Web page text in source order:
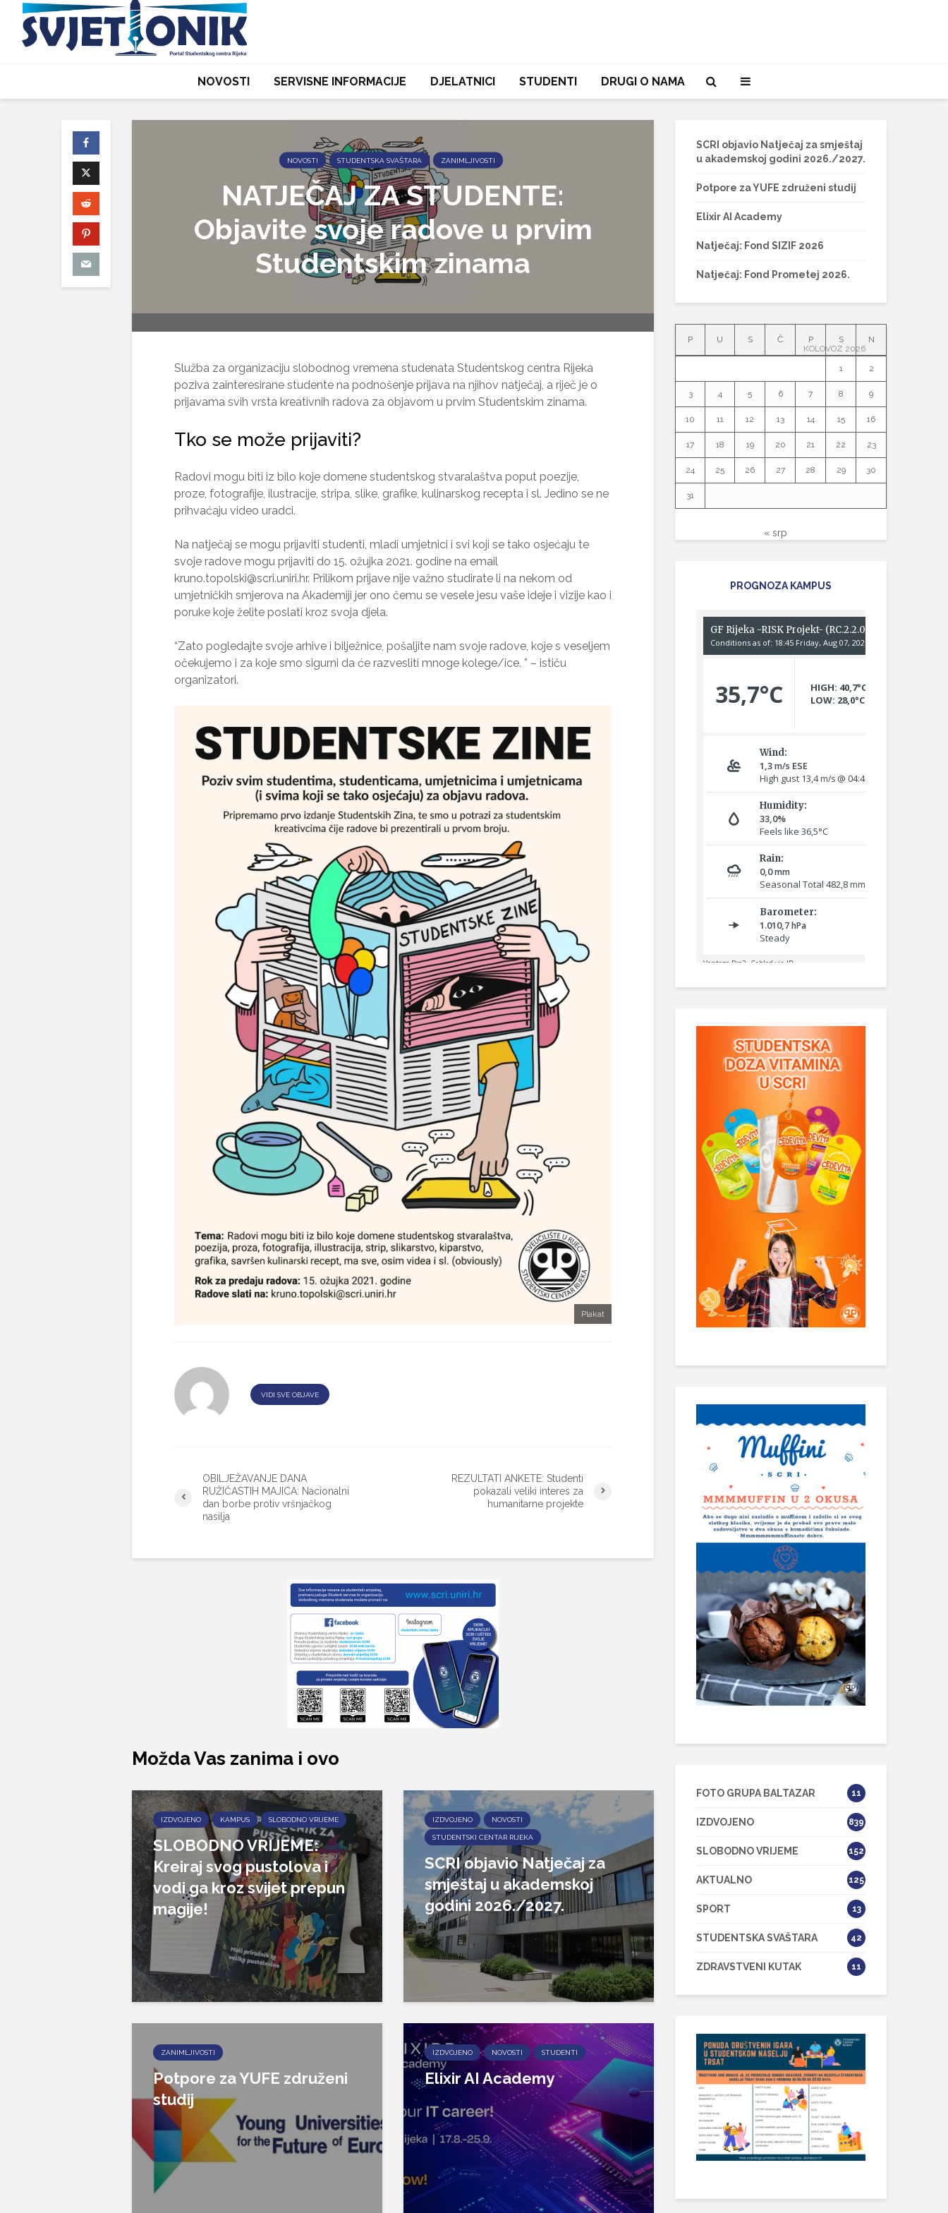
NOVOSTI SERVISNE INFORMACIJE DJELATNICI STUDENTI DRUGI O NAMA
NOVOSTI STUDENTSKA SVAŠTARA ZANIMLJIVOSTI
NATJEČAJ ZA STUDENTE:
Objavite svoje radove u prvim
Studentskim zinama
Služba za organizaciju slobodnog vremena studenata Studentskog centra Rijeka
poziva zainteresirane studente na podnošenje prijava na njihov natječaj, a riječ je o
prijavama svih vrsta kreativnih radova za objavom u prvim Studentskim zinama.
Tko se može prijaviti?
Radovi mogu biti iz bilo koje domene studentskog stvaralaštva poput poezije,
proze, fotografije, ilustracije, stripa, slike, grafike, kulinarskog recepta i sl. Jedino se ne
prihvaćaju video uradci.
Na natječaj se mogu prijaviti studenti, mladi umjetnici i svi koji se tako osjećaju te
svoje radove mogu prijaviti do 15. ožujka 2021. godine na email
kruno.topolski@scri.uniri.hr. Prilikom prijave nije važno studirate li na nekom od
umjetničkih smjerova na Akademiji jer ono čemu se vesele jesu vaše ideje i vizije kao i
poruke koje želite poslati kroz svoja djela.
“Zato pogledajte svoje arhive i bilježnice, pošaljite nam svoje radove, koje s veseljem
očekujemo i za koje smo sigurni da će razvesliti mnoge kolege/ice. ” – ističu
organizatori.
Plakat
VIDI SVE OBJAVE
OBILJEŽAVANJE DANA
RUŽIČASTIH MAJICA: Nacionalni
dan borbe protiv vršnjačkog
nasilja
REZULTATI ANKETE: Studenti
pokazali veliki interes za
humanitarne projekte
Možda Vas zanima i ovo
IZDVOJENO KAMPUS SLOBODNO VRIJEME
SLOBODNO VRIJEME:
Kreiraj svog pustolova i
vodi ga kroz svijet prepun
magije!
IZDVOJENO NOVOSTI
STUDENTSKI CENTAR RIJEKA
SCRI objavio Natječaj za
smještaj u akademskoj
godini 2026./2027.
ZANIMLJIVOSTI
Potpore za YUFE združeni
studij
IZDVOJENO NOVOSTI STUDENTI
Elixir AI Academy
SCRI objavio Natječaj za smještaj
u akademskoj godini 2026./2027.
Potpore za YUFE združeni studij
Elixir AI Academy
Natječaj: Fond SIZIF 2026
Natječaj: Fond Prometej 2026.
KOLOVOZ 2026
P U S Č P S N
1 2
3 4 5 6 7 8 9
10 11 12 13 14 15 16
17 18 19 20 21 22 23
24 25 26 27 28 29 30
31
« srp
PROGNOZA KAMPUS
FOTO GRUPA BALTAZAR 11
IZDVOJENO 839
SLOBODNO VRIJEME 152
AKTUALNO 125
SPORT 13
STUDENTSKA SVAŠTARA 42
ZDRAVSTVENI KUTAK 11